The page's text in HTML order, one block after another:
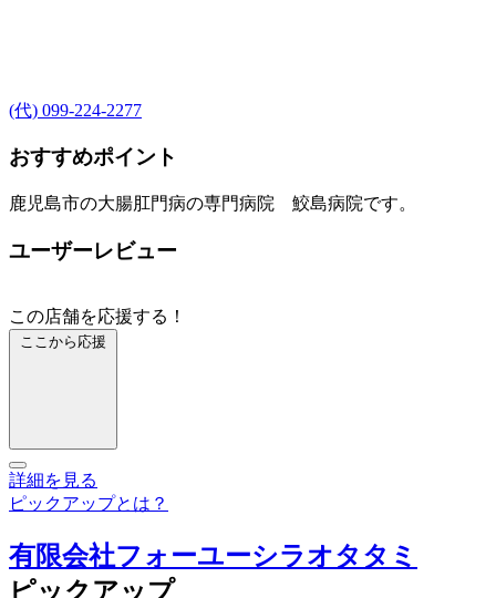
(代) 099-224-2277
おすすめポイント
鹿児島市の大腸肛門病の専門病院 鮫島病院です。
ユーザーレビュー
この店舗を応援する！
ここから応援
詳細を見る
ピックアップとは？
有限会社フォーユーシラオタタミ
ピックアップ